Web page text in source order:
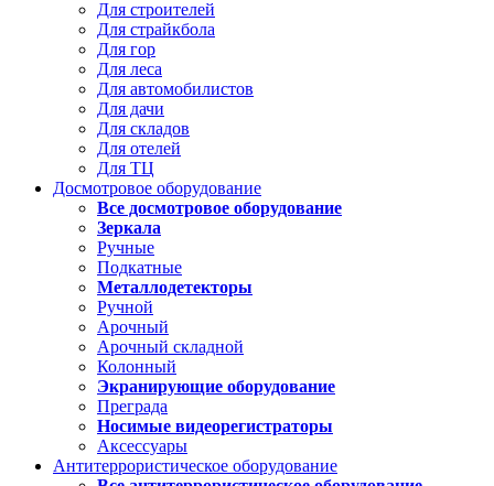
Для строителей
Для страйкбола
Для гор
Для леса
Для автомобилистов
Для дачи
Для складов
Для отелей
Для ТЦ
Досмотровое оборудование
Все досмотровое оборудование
Зеркала
Ручные
Подкатные
Металлодетекторы
Ручной
Арочный
Арочный складной
Колонный
Экранирующие оборудование
Преграда
Носимые видеорегистраторы
Аксессуары
Антитеррористическое оборудование